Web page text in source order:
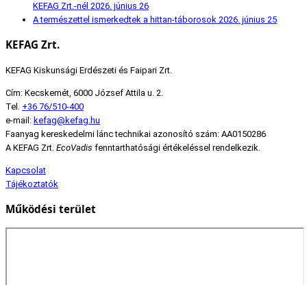
KEFAG Zrt.-nél 2026. június 26
A természettel ismerkedtek a hittan-táborosok 2026. június 25
KEFAG Zrt.
KEFAG Kiskunsági Erdészeti és Faipari Zrt.
Cím: Kecskemét, 6000 József Attila u. 2.
Tel. +36 76/510-400
e-mail: kefag@kefag.hu
Faanyag kereskedelmi lánc technikai azonosító szám: AA0150286
A KEFAG Zrt. EcoVadis fenntarthatósági értékeléssel rendelkezik.
Kapcsolat
Tájékoztatók
Működési terület